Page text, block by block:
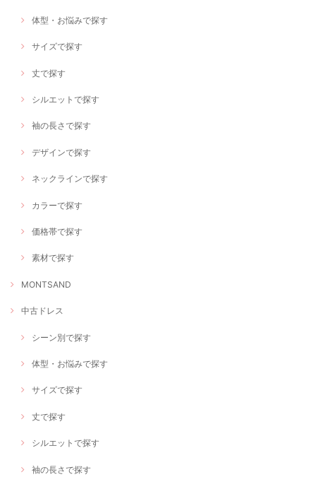
体型・お悩みで探す
サイズで探す
丈で探す
シルエットで探す
袖の長さで探す
デザインで探す
ネックラインで探す
カラーで探す
価格帯で探す
素材で探す
MONTSAND
中古ドレス
シーン別で探す
体型・お悩みで探す
サイズで探す
丈で探す
シルエットで探す
袖の長さで探す